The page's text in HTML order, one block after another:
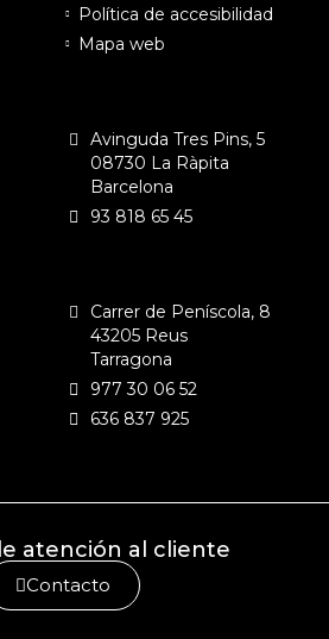
Política de accesibilidad
Mapa web
Avinguda Tres Pins, 5
08730 La Ràpita
Barcelona
93 818 65 45
Carrer de Peníscola, 8
43205 Reus
Tarragona
977 30 06 52
636 837 925
atención al cliente
Contacto